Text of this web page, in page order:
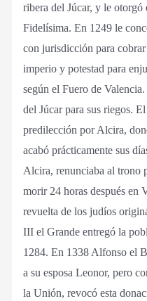
ribera del Júcar, y le
Fidelísima. En 1249 le
con jurisdicción para
imperio y potestad para
según el Fuero de
del Júcar para sus riegos.
predilección por Alcira,
acabó prácticamente sus
Alcira, renunciaba al trono
morir 24 horas después en
revuelta de los judíos
III el Grande entregó la
1284. En 1338 Alfonso el
a su esposa Leonor, pero
la Unión, revocó esta